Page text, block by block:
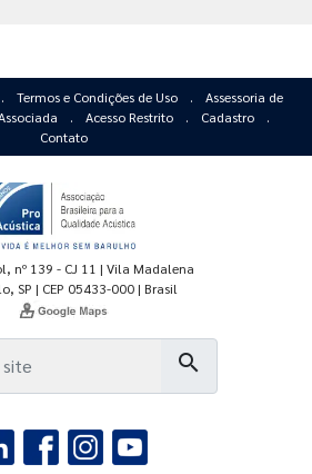
. Termos e Condições de Uso .
Assessoria de
. Acesso Restrito . Cadastro
.
Contato
nº 139 - CJ 11 | Vila Madalena
SP | CEP 05433-000 | Brasil
search